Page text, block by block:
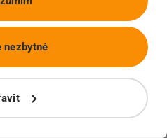
nezbytné